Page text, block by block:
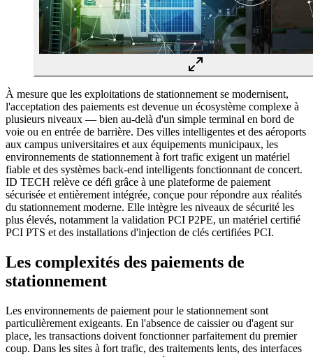
À mesure que les exploitations de stationnement se modernisent,
l'acceptation des paiements est devenue un écosystème complexe à
plusieurs niveaux — bien au-delà d'un simple terminal en bord de
voie ou en entrée de barrière. Des villes intelligentes et des aéroports
aux campus universitaires et aux équipements municipaux, les
environnements de stationnement à fort trafic exigent un matériel
fiable et des systèmes back-end intelligents fonctionnant de concert.
ID TECH relève ce défi grâce à une plateforme de paiement
sécurisée et entièrement intégrée, conçue pour répondre aux réalités
du stationnement moderne. Elle intègre les niveaux de sécurité les
plus élevés, notamment la validation PCI P2PE, un matériel certifié
PCI PTS et des installations d'injection de clés certifiées PCI.
Les complexités des paiements de
stationnement
Les environnements de paiement pour le stationnement sont
particulièrement exigeants. En l'absence de caissier ou d'agent sur
place, les transactions doivent fonctionner parfaitement du premier
coup. Dans les sites à fort trafic, des traitements lents, des interfaces